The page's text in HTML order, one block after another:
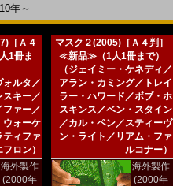
年～
［Ａ４
1冊ま
ォルタ／
スキー／
ファー／
ウォーケ
ティファ
ロン）
海外製作
(2000年
マスク２(2005)［Ａ４判］
≪新品≫（1人1冊まで）
（ジェイミー・ケネディ／
アラン・カミング／トレイ
ラー・ハワード／ボブ・ホ
スキンス／ベン・スタイン
／カル・ペン／スティーヴ
ン・ライト／リアム・ファ
ルコナー）
海外製作
(2000年